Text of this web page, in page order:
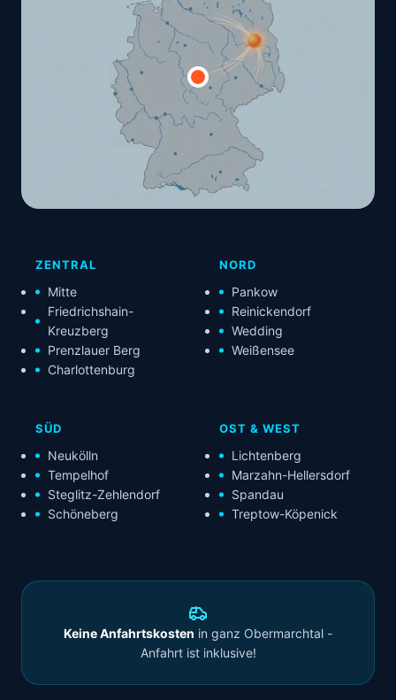
ZENTRAL
Mitte
Friedrichshain-
Kreuzberg
Prenzlauer Berg
Charlottenburg
NORD
Pankow
Reinickendorf
Wedding
Weißensee
SÜD
Neukölln
Tempelhof
Steglitz-Zehlendorf
Schöneberg
OST & WEST
Lichtenberg
Marzahn-Hellersdorf
Spandau
Treptow-Köpenick
Keine Anfahrtskosten in ganz Obermarchtal -
Anfahrt ist inklusive!